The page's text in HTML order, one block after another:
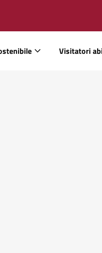
Visitatori